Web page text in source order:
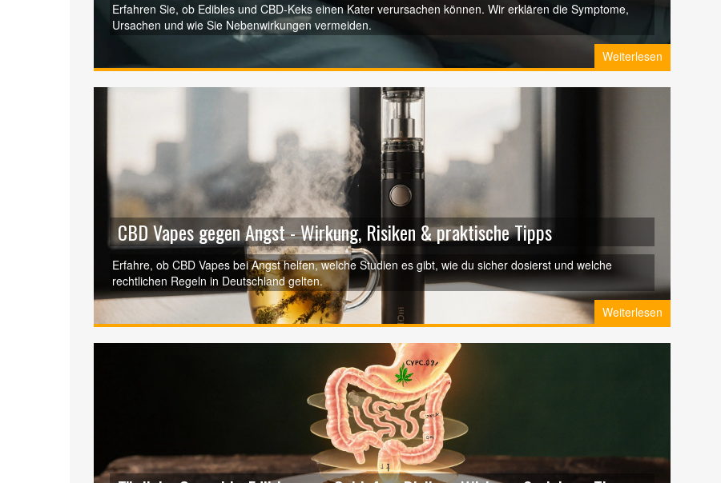
Erfahren Sie, ob Edibles und CBD-Keks einen Kater verursachen können. Wir erklären die Symptome,
Ursachen und wie Sie Nebenwirkungen vermeiden.
Weiterlesen
CBD Vapes gegen Angst - Wirkung, Risiken & praktische Tipps
Erfahre, ob CBD Vapes bei Angst helfen, welche Studien es gibt, wie du sicher dosierst und welche
rechtlichen Regeln in Deutschland gelten.
Weiterlesen